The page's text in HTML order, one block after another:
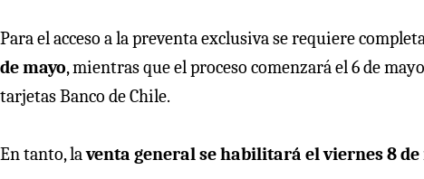
Para el acceso a la preventa exclusiva se requiere
de mayo, mientras que el proceso comenzará el 6 de
tarjetas Banco de Chile.
En tanto, laventa general se habilitará el viernes 8 de